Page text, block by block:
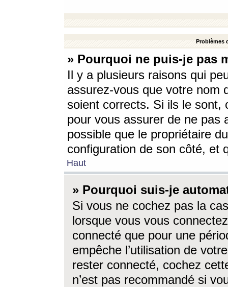
Problèmes
» Pourquoi ne puis-je pas
Il y a plusieurs raisons qui
assurez-vous que votre nom
soient corrects. Si ils le sont,
pour vous assurer de ne pas
possible que le propriétaire
configuration de son côté, et
Haut
» Pourquoi suis-je
Si vous ne cochez pas la
lorsque vous vous
connecté que pour une
empêche l’utilisation de
rester connecté, cochez
n’est pas recommandé si